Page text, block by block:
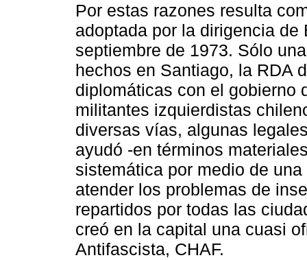
Por estas razones resulta
adoptada por la dirigencia
septiembre de 1973. Sólo
hechos en Santiago, la RDA
diplomáticas con el gobierno
militantes izquierdistas
diversas vías, algunas
ayudó -en términos
sistemática por medio de
atender los problemas de
repartidos por todas las
creó en la capital una cuasi
Antifascista, CHAF.